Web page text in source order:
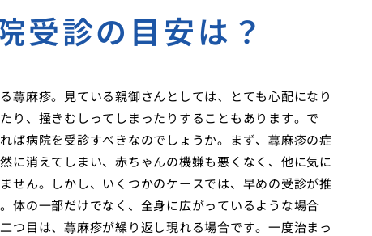
受診の目安は？
蕁麻疹。見ている親御さんとしては、とても心配になり
り、掻きむしってしまったりすることもあります。で
ば病院を受診すべきなのでしょうか。まず、蕁麻疹の症
に消えてしまい、赤ちゃんの機嫌も悪くなく、他に気に
せん。しかし、いくつかのケースでは、早めの受診が推
体の一部だけでなく、全身に広がっているような場合
つ目は、蕁麻疹が繰り返し現れる場合です。一度治まっ